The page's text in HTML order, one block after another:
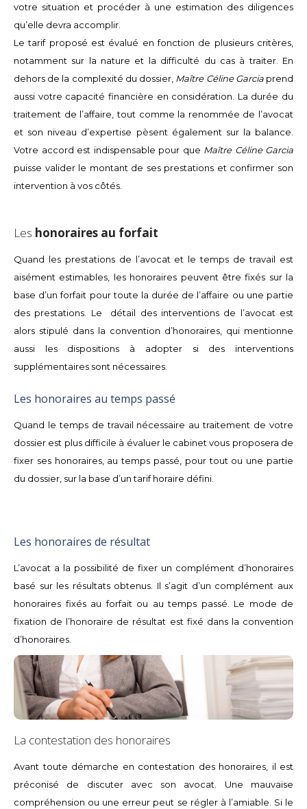
votre situation et procéder à une estimation des diligences
qu’elle devra accomplir.
Le tarif proposé est évalué en fonction de plusieurs critères,
notamment sur la nature et la difficulté du cas à traiter. En
dehors de la complexité du dossier, Maître Céline Garciaprend
aussi votre capacité financière en considération. La durée du
traitement de l’affaire, tout comme la renommée de l’avocat
et son niveau d’expertise pèsent également sur la balance.
Votre accord est indispensable pour que Maître Céline Garcia
puisse valider le montant de ses prestations et confirmer son
intervention à vos côtés.
Les honoraires au forfait
Quand les prestations de l’avocat et le temps de travail est
aisément estimables, les honoraires peuvent être fixés sur la
base d’un forfait pour toute la durée de l’affaire ou une partie
des prestations. Le détail des interventions de l’avocat est
alors stipulé dans la convention d’honoraires, qui mentionne
aussi les dispositions à adopter si des interventions
supplémentaires sont nécessaires.
Les honoraires au temps passé
Quand le temps de travail nécessaire au traitement de votre
dossier est plus difficile à évaluer le cabinet vous proposera de
fixer ses honoraires, au temps passé, pour tout ou une partie
du dossier, sur la base d’un tarif horaire défini.
Les honoraires de résultat
L’avocat a la possibilité de fixer un complément d’honoraires
basé sur les résultats obtenus. Il s’agit d’un complément aux
honoraires fixés au forfait ou au temps passé. Le mode de
fixation de l’honoraire de résultat est fixé dans la convention
d’honoraires.
La contestation des honoraires
Avant toute démarche en contestation des honoraires, il est
préconisé de discuter avec son avocat. Une mauvaise
compréhension ou une erreur peut se régler à l’amiable. Si le